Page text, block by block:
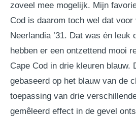
zoveel mee mogelijk. Mijn
Cod is daarom toch wel dat voor
Neerlandia ’31. Dat was én leuk
hebben er een ontzettend mooi
Cape Cod in drie kleuren blauw.
gebaseerd op het blauw van de
toepassing van drie
gemêleerd effect in de gevel